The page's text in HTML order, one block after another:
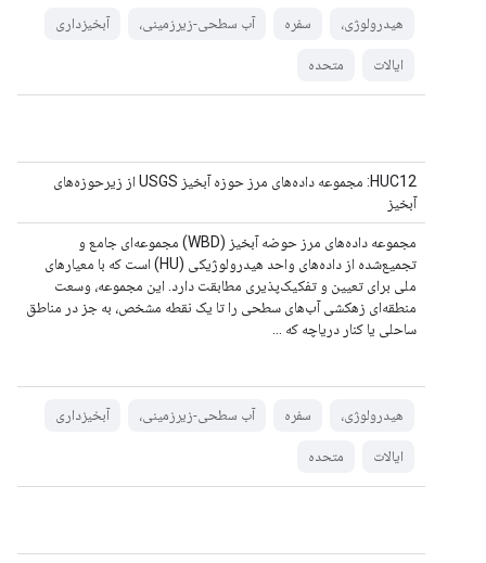
هیدرولوژی، سفره آب سطحی-زیرزمینی، آبخیزداری
ایالات متحده
HUC12: مجموعه داده‌های مرز حوزه آبخیز USGS از زیرحوزه‌های
آبخیز
مجموعه داده‌های مرز حوضه آبخیز (WBD) مجموعه‌ای جامع و
تجمیع‌شده از داده‌های واحد هیدرولوژیکی (HU) است که با معیارهای
ملی برای تعیین و تفکیک‌پذیری مطابقت دارد. این مجموعه، وسعت
منطقه‌ای زهکشی آب‌های سطحی را تا یک نقطه مشخص، به جز در مناطق
ساحلی یا کنار دریاچه که ...
هیدرولوژی، سفره آب سطحی-زیرزمینی، آبخیزداری
ایالات متحده